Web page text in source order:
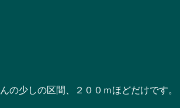
少しの区間、２００ｍほどだけです。